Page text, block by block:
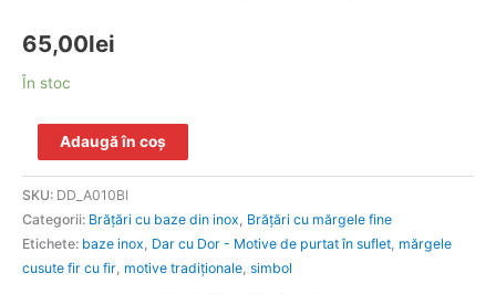
65,00lei
În stoc
Adaugă în coș
SKU: DD_A010BI
Categorii: Brăţări cu baze din inox Brățări cu mărgele fine
Etichete: baze inox Dar cu Dor - Motive de purtat în suflet mărgele
cusute fir cu fir motive tradiţionale simbol